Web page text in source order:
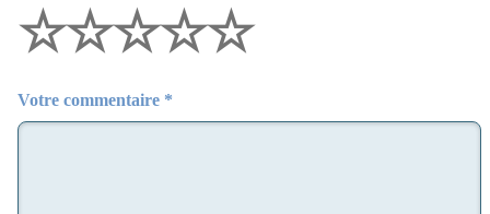
☆
☆
☆
☆
☆
Votre commentaire *